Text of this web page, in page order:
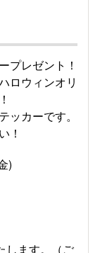
プレゼント！
ロウィンオリ
ッカーです。
！
)
します。（ご